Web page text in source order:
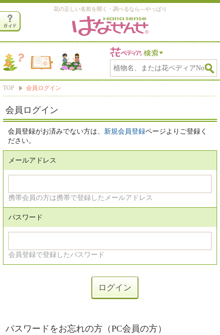
花の正しい名前を聞く・調べるなら―やっぱり
TOP 会員ログイン
会員ログイン
会員登録がお済みでない方は、 新規会員登録ページよりご登録く
ださい。
メールアドレス
携帯会員の方は携帯で登録したメールアドレス
パスワード
会員登録で登録したパスワード
パスワードをお忘れの方（PC会員の方）